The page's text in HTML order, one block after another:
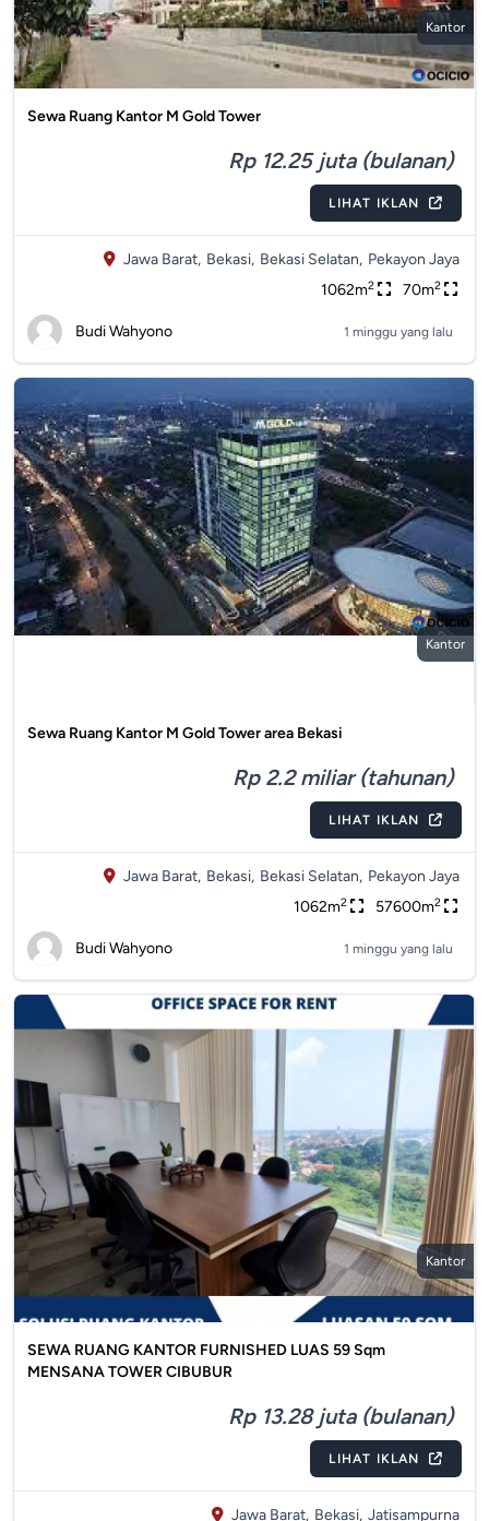
Kantor
Sewa Ruang Kantor M Gold Tower
Rp 12.25 juta (bulanan)
LIHAT IKLAN
Jawa Barat, Bekasi, Bekasi Selatan, Pekayon Jaya
1062m2 70m2
Budi Wahyono 1 minggu yang lalu
Kantor
Sewa Ruang Kantor M Gold Tower area Bekasi
Rp 2.2 miliar (tahunan)
LIHAT IKLAN
Jawa Barat, Bekasi, Bekasi Selatan, Pekayon Jaya
1062m2 57600m2
Budi Wahyono 1 minggu yang lalu
Kantor
SEWA RUANG KANTOR FURNISHED LUAS 59 Sqm
MENSANA TOWER CIBUBUR
Rp 13.28 juta (bulanan)
LIHAT IKLAN
Jawa Barat, Bekasi, Jatisampurna